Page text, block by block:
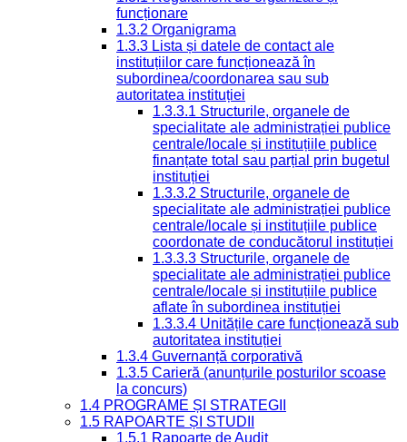
funcționare
1.3.2 Organigrama
1.3.3 Lista și datele de contact ale
instituțiilor care funcționează în
subordinea/coordonarea sau sub
autoritatea instituției
1.3.3.1 Structurile, organele de
specialitate ale administrației publice
centrale/locale și instituțiile publice
finanțate total sau parțial prin bugetul
instituției
1.3.3.2 Structurile, organele de
specialitate ale administrației publice
centrale/locale și instituțiile publice
coordonate de conducătorul instituției
1.3.3.3 Structurile, organele de
specialitate ale administrației publice
centrale/locale și instituțiile publice
aflate în subordinea instituției
1.3.3.4 Unitățile care funcționează sub
autoritatea instituției
1.3.4 Guvernanță corporativă
1.3.5 Carieră (anunțurile posturilor scoase
la concurs)
1.4 PROGRAME ȘI STRATEGII
1.5 RAPOARTE ȘI STUDII
1.5.1 Rapoarte de Audit